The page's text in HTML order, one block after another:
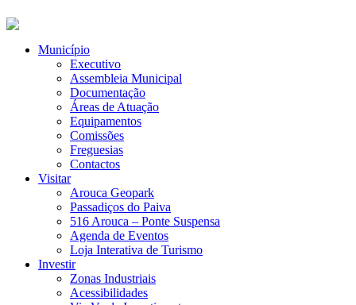
Município
Executivo
Assembleia Municipal
Documentação
Áreas de Atuação
Equipamentos
Comissões
Freguesias
Contactos
Visitar
Arouca Geopark
Passadiços do Paiva
516 Arouca – Ponte Suspensa
Agenda de Eventos
Loja Interativa de Turismo
Investir
Zonas Industriais
Acessibilidades